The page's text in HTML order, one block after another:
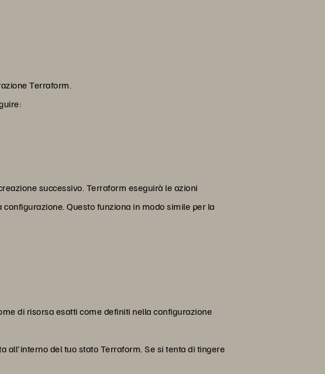
Terraform.
successivo. Terraform eseguirà le azioni
Questo funziona in modo simile per la
di risorsa esatti come definiti nella configurazione
all'interno del tuo stato Terraform. Se si tenta di tingere